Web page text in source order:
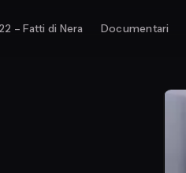
– Fatti di Nera Documentari